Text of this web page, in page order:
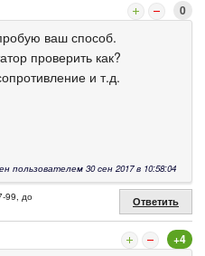
0
ваш способ.
проверить как?
и т.д.
пользователем 30 сен 2017 в 10:58:04
99, до
Ответить
+4